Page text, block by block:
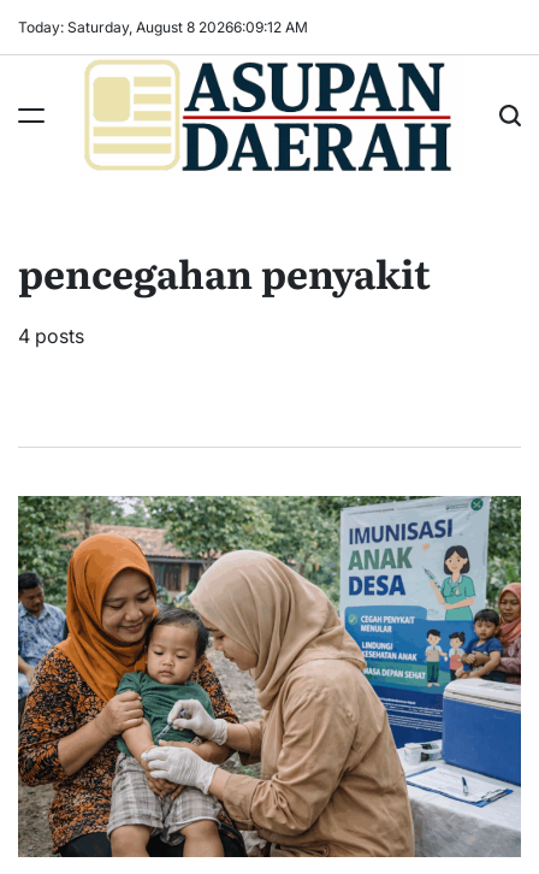
Today: Saturday, August 8 20266:09:13 AM
untuk
Daerah
Sekitarnya
pencegahan penyakit
4 posts